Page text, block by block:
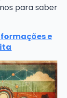
para saber
e